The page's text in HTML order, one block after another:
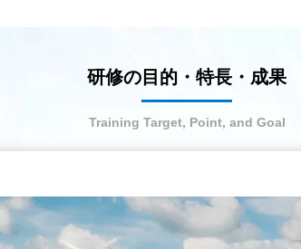
研修の目的・特長・成果
Training Target, Point, and Goal